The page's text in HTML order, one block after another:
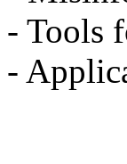
- Tools
-